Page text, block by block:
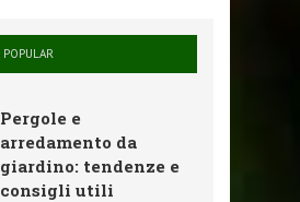
POPULAR
Pergole e
arredamento da
giardino: tendenze e
consigli utili